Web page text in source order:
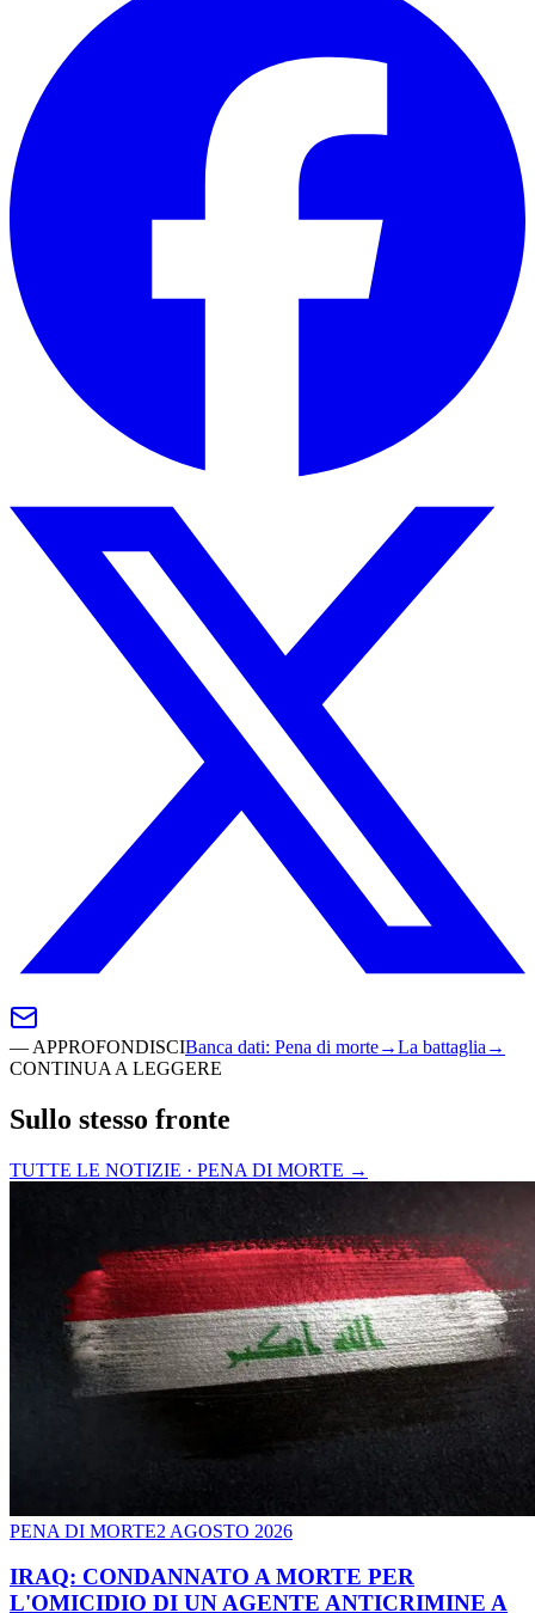
— APPROFONDISCIBanca dati: Pena di morte→La battaglia →
CONTINUA A LEGGERE
Sullo stesso fronte
TUTTE LE NOTIZIE · PENA DI MORTE →
PENA DI MORTE2 AGOSTO 2026
IRAQ: CONDANNATO A MORTE PER
L'OMICIDIO DI UN AGENTE ANTICRIMINE A